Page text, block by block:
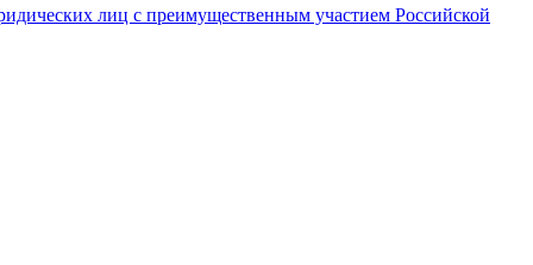
лиц с преимущественным участием Российской